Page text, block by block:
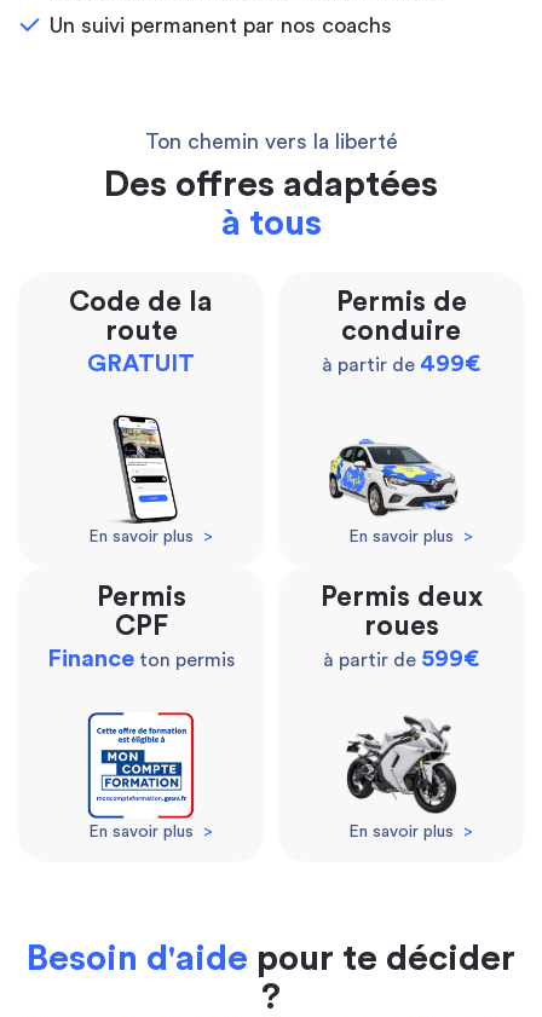
Un suivi permanent par nos coachs
Ton chemin vers la liberté
Des offres adaptées
à tous
Code de la
route
GRATUIT
En savoir plus >
Permis de
conduire
à partir de 499€
En savoir plus >
Permis
CPF
Finance ton permis
En savoir plus >
Permis deux
roues
à partir de 599€
En savoir plus >
Besoin d'aide pour te décider
?